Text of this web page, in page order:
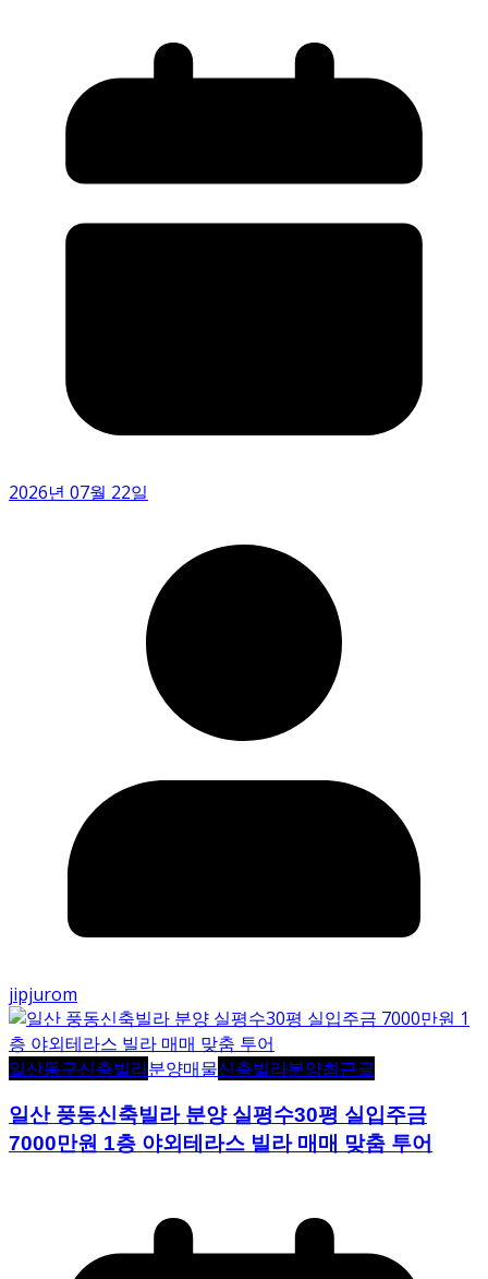
2026년 07월 22일
jipjurom
일산동구신축빌라분양매물신축빌라분양최근글
일산 풍동신축빌라 분양 실평수30평 실입주금
7000만원 1층 야외테라스 빌라 매매 맞춤 투어